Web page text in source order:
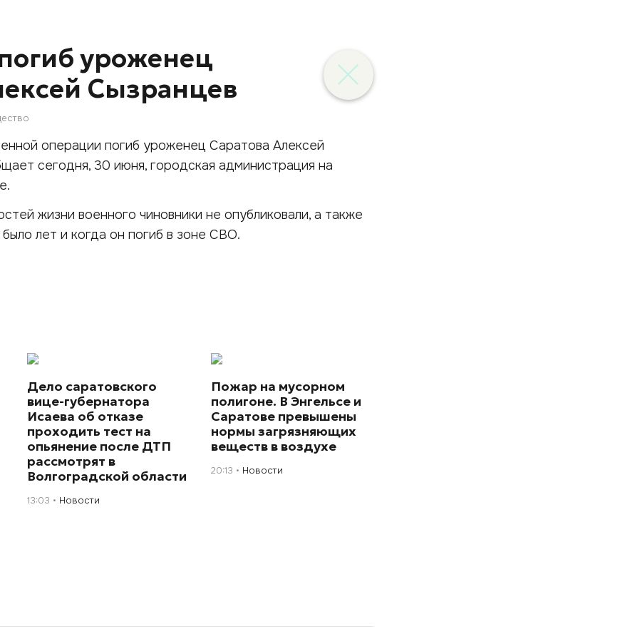
уроженец
Сызранцев
операции погиб уроженец Саратова Алексей
сегодня, 30 июня, городская администрация на
жизни военного чиновники не опубликовали, а также
лет и когда он погиб в зоне СВО.
Дело саратовского
вице-губернатора
Исаева об отказе
проходить тест на
опьянение после ДТП
рассмотрят в
Волгоградской области
13:03 Новости
Пожар на мусорном
полигоне. В Энгельсе и
Саратове превышены
нормы загрязняющих
веществ в воздухе
20:13 Новости